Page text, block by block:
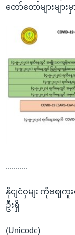
တော်တော်များမျာ
...........
နိုငျငံဝှမျး ကိုဗဈကူး
ဦးရှိ
(Unicode)